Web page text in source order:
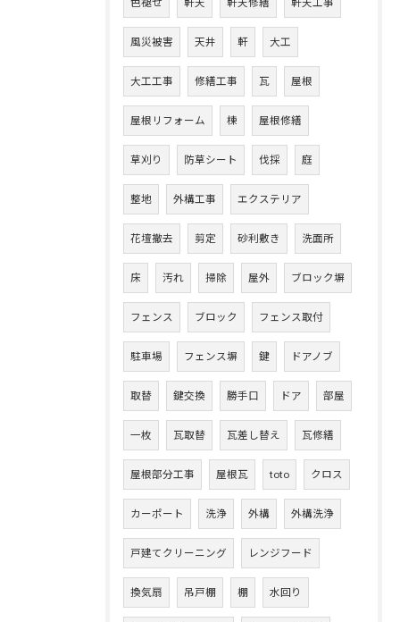
色褪せ 軒天 軒天修繕 軒天工事
風災被害 天井 軒 大工
大工工事 修繕工事 瓦 屋根
屋根リフォーム 棟 屋根修繕
草刈り 防草シート 伐採 庭
整地 外構工事 エクステリア
花壇撤去 剪定 砂利敷き 洗面所
床 汚れ 掃除 屋外 ブロック塀
フェンス ブロック フェンス取付
駐車場 フェンス塀 鍵 ドアノブ
取替 鍵交換 勝手口 ドア 部屋
一枚 瓦取替 瓦差し替え 瓦修繕
屋根部分工事 屋根瓦 toto クロス
カーポート 洗浄 外構 外構洗浄
戸建てクリーニング レンジフード
換気扇 吊戸棚 棚 水回り